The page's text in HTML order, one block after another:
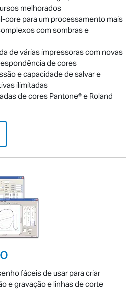
melhorados
core para um processamento mais
com sombras e
de várias impressoras com novas
de cores
e capacidade de salvar e
ilimitadas
de cores Pantone® e Roland
fáceis de usar para criar
e gravação e linhas de corte